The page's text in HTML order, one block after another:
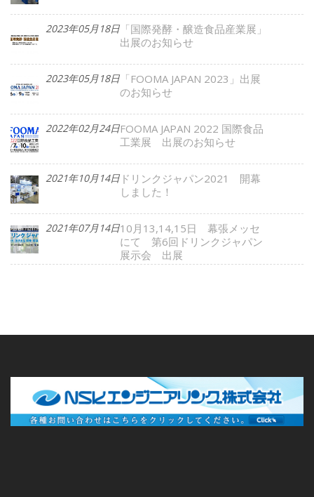
2023年05月18日 「国際発酵・醸造食品産業展」
出展のお知らせ
2023年05月18日 「FOOMA JAPAN 2023」出展
のお知らせ
2022年02月24日FOOMA JAPAN 2022 国際食品
工業展 出展のお知らせ
2021年10月14日 ドリンクジャパン2021 開幕
しました！
2021年07月14日10月13,14,15日 幕張メッセ
にて 第6回ドリンクジャパン
展示会 出展